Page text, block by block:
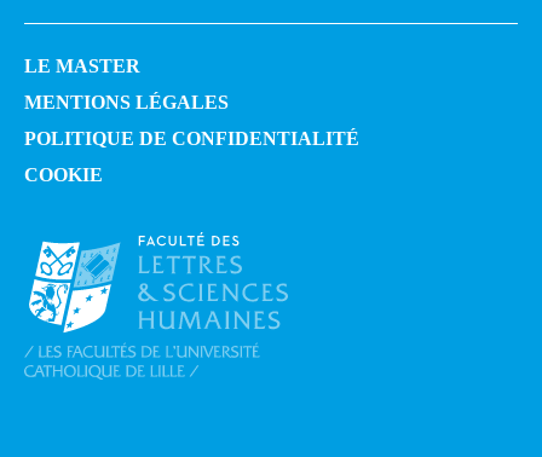
LE MASTER
MENTIONS LÉGALES
POLITIQUE DE CONFIDENTIALITÉ
COOKIE